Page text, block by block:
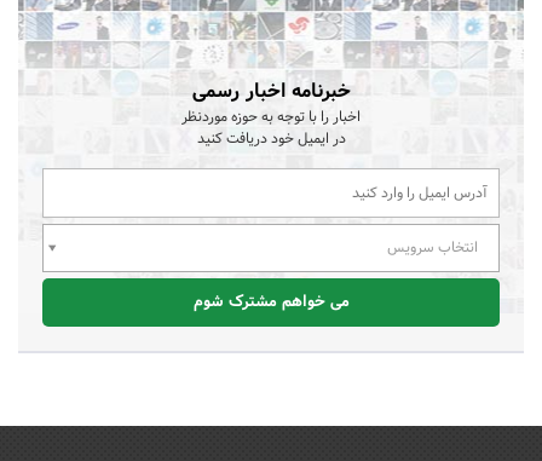
خبرنامه اخبار رسمی
اخبار را با توجه به حوزه موردنظر
در ایمیل خود دریافت کنید
انتخاب سرویس
می خواهم مشترک شوم